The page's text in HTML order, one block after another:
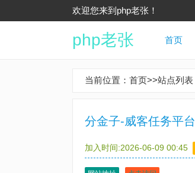
欢迎您来到php老张！
php老张 首页
当前位置： 首页>>站点列表
分金子-威客任务平台
加入时间:2026-06-09 00:45